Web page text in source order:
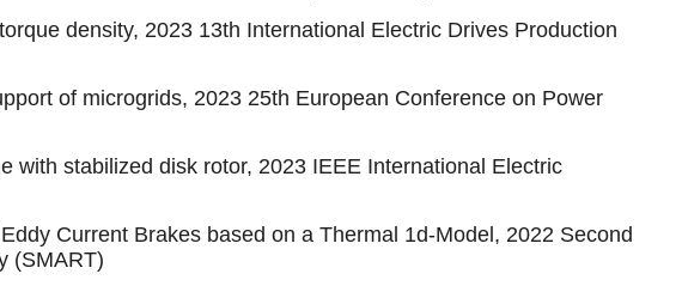
density, 2023 13th International Electric Drives Production
of microgrids, 2023 25th European Conference on Power
with stabilized disk rotor, 2023 IEEE International Electric
Current Brakes based on a Thermal 1d-Model, 2022 Second
(SMART)